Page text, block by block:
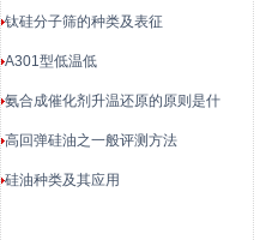
钛硅分子筛的种类及表征
‌A301型低温低
氨合成催化剂升温还原的原则是什
高回弹硅油之一般评测方法
硅油种类及其应用